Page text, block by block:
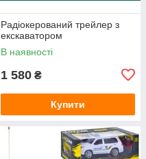
Радіокерований трейлер з
екскаватором
В наявності
1 580 ₴
Купити